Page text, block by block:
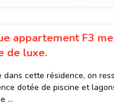
appartement F3
de luxe.
dans cette résidence, on
dotée de piscine et
...